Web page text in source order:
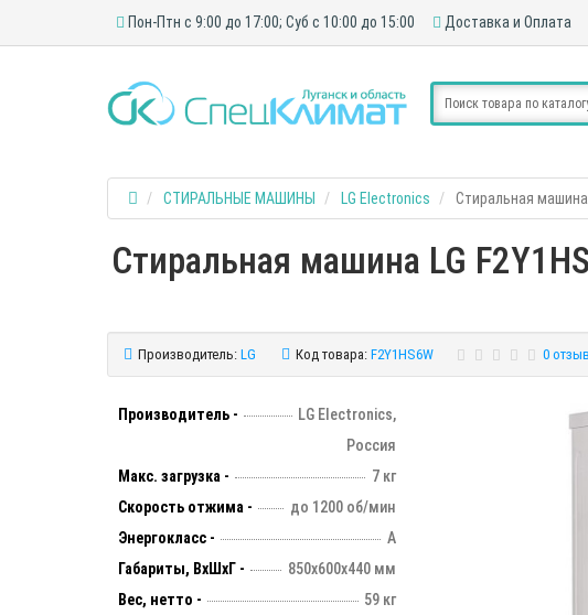
Пон-Птн с 9:00 до 17:00; Суб с 10:00 до 15:00 Доставка и Оплата
СТИРАЛЬНЫЕ МАШИНЫ LG Electronics Стиральная машина
Стиральная машина LG
Производитель: LG Код товара: F2Y1HS6W 0
Производитель -
LG Electronics,
Россия
Макс. загрузка -
7 кг
Скорость отжима -
до 1200 об/мин
Энергокласс -
А
Габариты, ВхШхГ -
850х600х440 мм
Вес, нетто -
59 кг